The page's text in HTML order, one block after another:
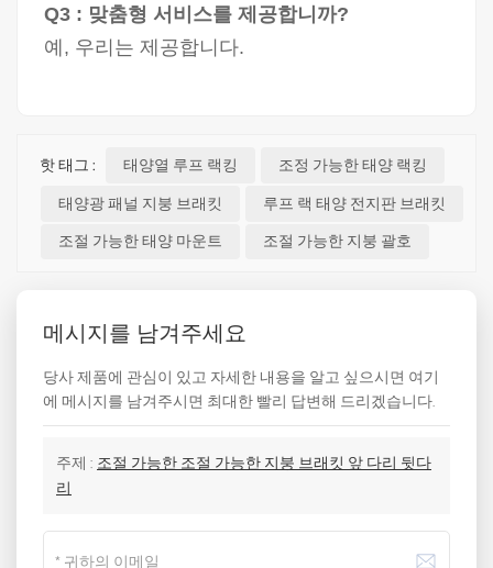
Q3 : 맞춤형 서비스를 제공합니까?
예, 우리는 제공합니다.
핫 태그 : 태양열 루프 랙킹 조정 가능한 태양 랙킹
태양광 패널 지붕 브래킷 루프 랙 태양 전지판 브래킷
조절 가능한 태양 마운트 조절 가능한 지붕 괄호
메시지를 남겨주세요
당사 제품에 관심이 있고 자세한 내용을 알고 싶으시면 여기
에 메시지를 남겨주시면 최대한 빨리 답변해 드리겠습니다.
주제 : 조절 가능한 조절 가능한 지붕 브래킷 앞 다리 뒷다
리